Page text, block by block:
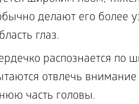
делают его более
глаз.
распознается по
отвлечь внимание
часть головы.